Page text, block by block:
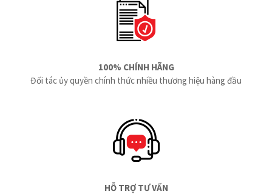
100% CHÍNH HÃNG
Đối tác ủy quyền chính thức nhiều thương hiệu hàng đầu
HỖ TRỢ TƯ VẤN